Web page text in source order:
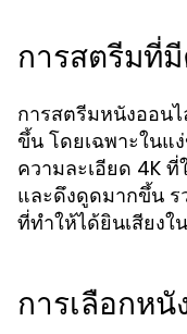
การสตรีมที่
การสตรีมหนังออน
ขึ้น โดยเฉพาะในแ
ความละเอียด 4K
และดึงดูดมากขึ้น ร
ที่ทำให้ได้ยินเสียง
การเลือกห